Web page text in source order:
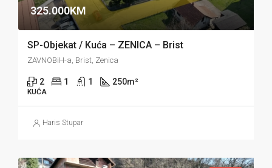
325.000KM
SP-Objekat / Kuća – ZENICA – Brist
ZAVNOBiH-a, Brist, Zenica
2 1 1 250m²
KUĆA
Haris Stupar